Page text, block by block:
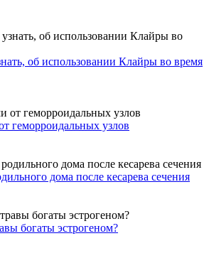
об использовании Клайры во время
геморроидальных узлов
дома после кесарева сечения
богаты эстрогеном?